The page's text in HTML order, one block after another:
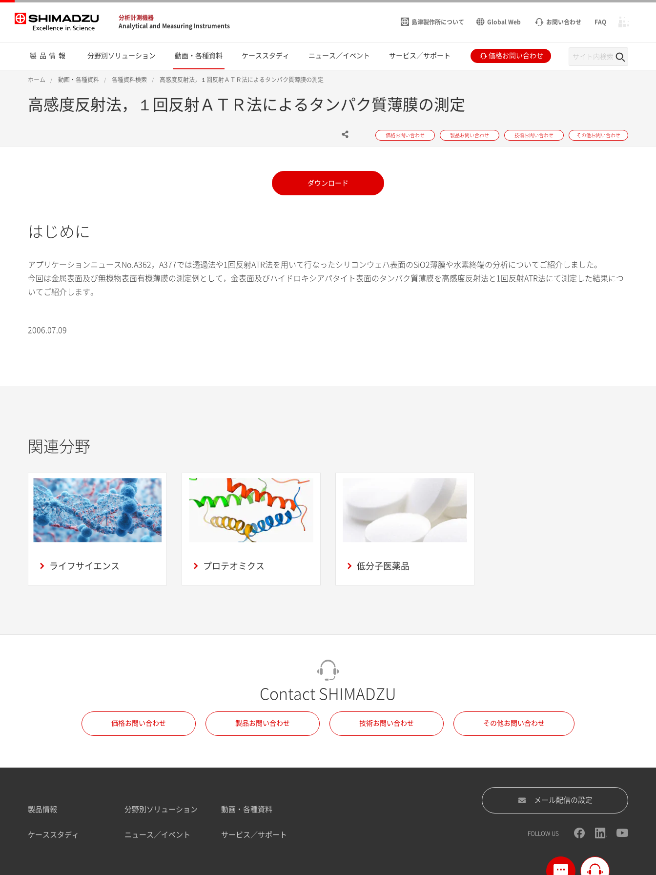
分析計測機器
Analytical and Measuring Instruments
島津製作所について Global Web お問い合わせ FAQ
製品情報 分野別ソリューション 動画・各種資料 ケーススタディ ニュース／イベント サービス／サポート 価格お問い合わせ
ホーム 動画・各種資料 各種資料検索 高感度反射法，１回反射ＡＴＲ法によるタンパク質薄膜の測定
高感度反射法，１回反射ＡＴＲ法によるタンパク質薄膜の測定
価格お問い合わせ 製品お問い合わせ 技術お問い合わせ その他お問い合わせ
ダウンロード
はじめに
アプリケーションニュースNo.A362，A377では透過法や1回反射ATR法を用いて行なったシリコンウェハ表面のSiO2薄膜や水素終端の分析についてご紹介しました。
今回は金属表面及び無機物表面有機薄膜の測定例として，金表面及びハイドロキシアパタイト表面のタンパク質薄膜を高感度反射法と1回反射ATR法にて測定した結果につ
いてご紹介します。
2006.07.09
関連分野
ライフサイエンス プロテオミクス 低分子医薬品
Contact SHIMADZU
価格お問い合わせ 製品お問い合わせ 技術お問い合わせ その他お問い合わせ
製品情報 分野別ソリューション 動画・各種資料
ケーススタディ ニュース／イベント サービス／サポート
メール配信の設定
FOLLOW US